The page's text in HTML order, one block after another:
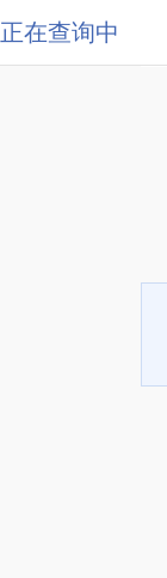
正在查询中